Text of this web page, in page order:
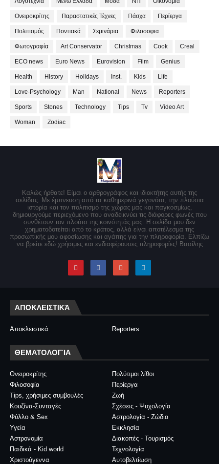
Ονειροκρίτης Παραστατικές Τέχνες Πάσχα Περίεργα
Πολιτισμός Ποντιακά Σεμινάρια Φιλοσοφια
Φωτογραφία Art Conservator Christmas Cook Creal
ECO news Euro News Eurovision Film Genius
Health History Holidays Inst. Kids Life
Love-Psychology Man National News Reporters
Sports Stones Technology Tips Tv Video Art
Woman Zodiac
Καλώς ήρθατε! Είμαι ο αρθρογράφος και ιδιοκτήτης αυτής της
σελίδας. Με έμπνευση από τα καθημερινά γεγονότα, την πλούσια
ιστορία και τον πολιτισμό της χώρας μας και παγκοσμίως,
δημιουργούμε περιεχόμενο που αναδεικνύει τις διάφορες φωνές που
συνθέτουν τον πλούτο της κοινότητάς μας. Η σελίδα μου δεν
χρηματοδοτείται από το κράτος, αλλά είναι αποτέλεσμα της
προσωπικής μου αφοσίωσης και αγάπης για την πληροφορία. Ελπίζω
να βρείτε εδώ χρήσιμες και ενδιαφέρουσες πληροφορίες! Βασίλης
ΑΠΟΚΛΕΙΣΤΙΚΆ
Αποκλειστικά Reporters
ΘΕΜΑΤΟΛΟΓΊΑ
Ονειροκρίτης
Πολύτιμοι λίθοι
Φιλοσοφία
Περίεργα
Tips, χρήσιμες συμβουλές
Ζωή
Κουζίνα-Συνταγές
Σχέσεις - Ψυχολογία
Φύλλο & Sex
Αστρολογία - Ζώδια
Υγεία
Εκκλησία
Αστρονομία
Διακοπές - Τουρισμός
Παιδικά - Kid world
Τεχνολογία
Χριστούγεννα
Αυτοβελτίωση